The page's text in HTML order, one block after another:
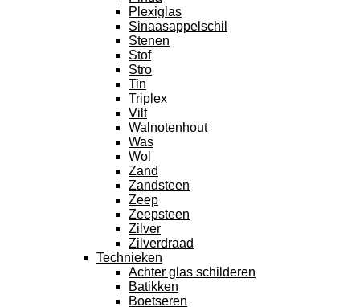
Plexiglas
Sinaasappelschil
Stenen
Stof
Stro
Tin
Triplex
Vilt
Walnotenhout
Was
Wol
Zand
Zandsteen
Zeep
Zeepsteen
Zilver
Zilverdraad
Technieken
Achter glas schilderen
Batikken
Boetseren